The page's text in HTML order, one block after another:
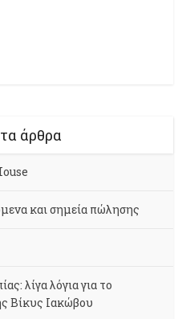
άρθρα
και σημεία πώλησης
λίγα λόγια για το
Βίκυς Ιακώβου